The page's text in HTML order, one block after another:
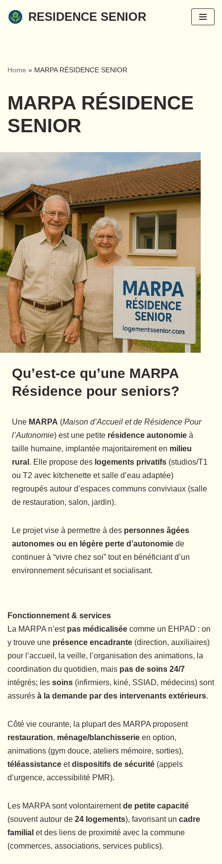
RESIDENCE SENIOR
Home » MARPA RÉSIDENCE SENIOR
MARPA RÉSIDENCE
SENIOR
Qu’est-ce qu’une MARPA
Résidence pour seniors?
Une MARPA (Maison d’Accueil et de Résidence Pour
l’Autonomie) est une petite résidence autonomie à
taille humaine, implantée majoritairement en milieu
rural . Elle propose des logements privatifs (studios/T1
ou T2 avec kitchenette et salle d’eau adaptée)
regroupés autour d’espaces communs conviviaux (salle
de restauration, salon, jardin).
Le projet vise à permettre à des personnes âgées
autonomes ou en légère perte d’autonomie de
continuer à “vivre chez soi” tout en bénéficiant d’un
environnement sécurisant et socialisant.
Fonctionnement & services
La MARPA n’est pas médicalisée comme un EHPAD : on
y trouve une présence encadrante (direction, auxiliaires)
pour l’accueil, la veille, l’organisation des animations, la
coordination du quotidien, mais pas de soins 24/7
intégrés; les soins (infirmiers, kiné, SSIAD, médecins) sont
assurés à la demande par des intervenants extérieurs.
Côté vie courante, la plupart des MARPA proposent
restauration, ménage/blanchisserie en option,
animations (gym douce, ateliers mémoire, sorties),
téléassistance etdispositifs de sécurité (appels
d’urgence, accessibilité PMR).
Les MARPA sont volontairementde petite capacité
(souvent autour de 24 logements), favorisant un cadre
familial et des liens de proximité avec la commune
(commerces, associations, services publics).